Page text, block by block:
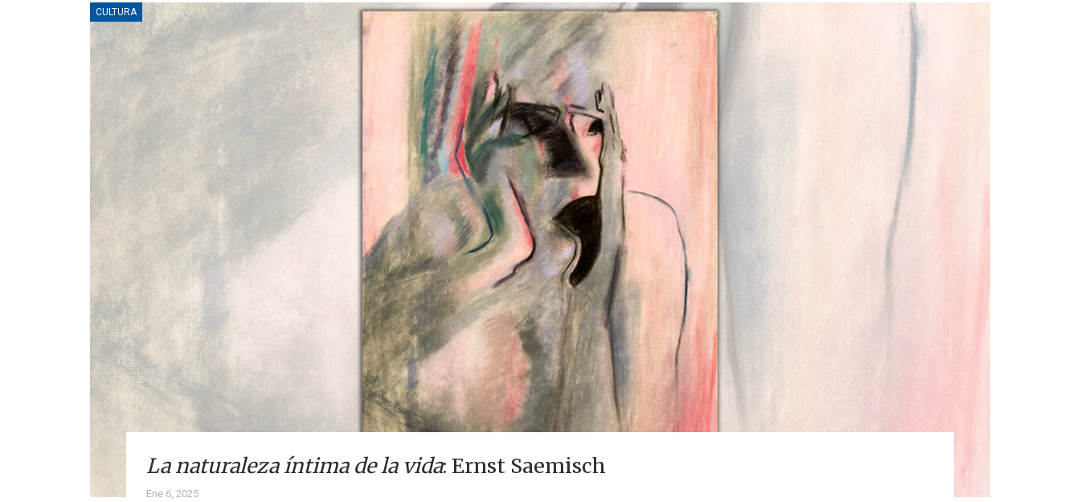
CULTURA
La naturaleza íntima de la vida: Ernst Saemisch
Ene 6, 2025